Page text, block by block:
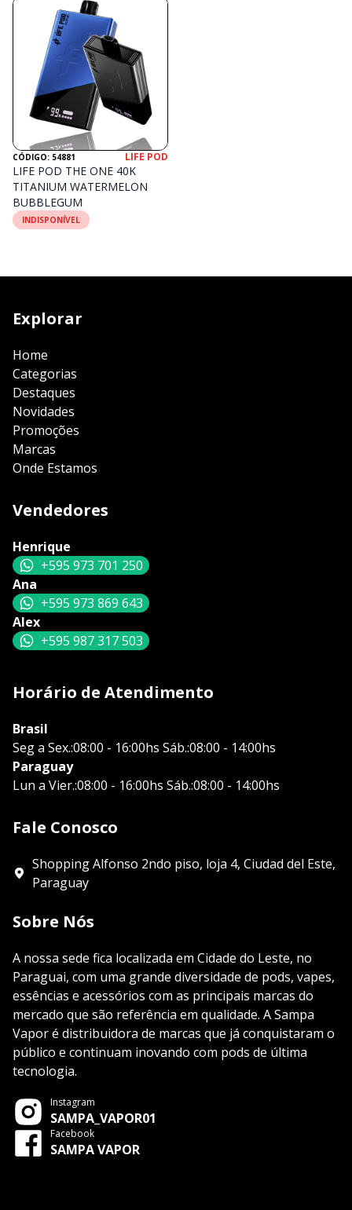
CÓDIGO: 54881 LIFE POD
LIFE POD THE ONE 40K
TITANIUM WATERMELON
BUBBLEGUM
INDISPONÍVEL
Explorar
Home
Categorias
Destaques
Novidades
Promoções
Marcas
Onde Estamos
Vendedores
Henrique
+595 973 701 250
Ana
+595 973 869 643
Alex
+595 987 317 503
Horário de Atendimento
Brasil
Seg a Sex.:08:00 - 16:00hs Sáb.:08:00 - 14:00hs
Paraguay
Lun a Vier.:08:00 - 16:00hs Sáb.:08:00 - 14:00hs
Fale Conosco
Shopping Alfonso 2ndo piso, loja 4, Ciudad del Este,
Paraguay
Sobre Nós
A nossa sede fica localizada em Cidade do Leste, no
Paraguai, com uma grande diversidade de pods, vapes,
essências e acessórios com as principais marcas do
mercado que são referência em qualidade. A Sampa
Vapor é distribuidora de marcas que já conquistaram o
público e continuam inovando com pods de última
tecnologia.
Instagram
SAMPA_VAPOR01
Facebook
SAMPA VAPOR